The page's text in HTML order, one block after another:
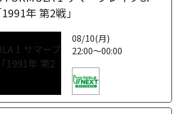
年 第2戦」
08/10(月)
22:00～00:00